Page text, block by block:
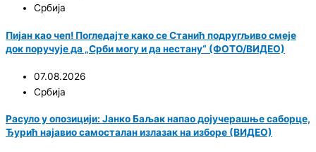
Србија
Пијан као чеп! Погледајте како се Станић подругљиво смеје
док поручује да „Срби могу и да нестану“ (ФОТО/ВИДЕО)
07.08.2026
Србија
Расуло у опозицији: Јанко Баљак напао дојучерашње саборце,
Ђурић најавио самосталан излазак на изборе (ВИДЕО)